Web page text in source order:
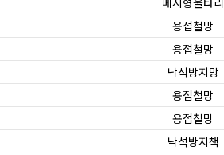
용접철망
용접철망
낙석방지망
용접철망
용접철망
낙석방지책